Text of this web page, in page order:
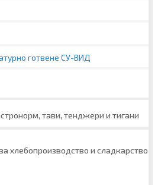
готвене СУ-ВИД
тави, тенджери и тигани
хлебопроизводство и сладкарство